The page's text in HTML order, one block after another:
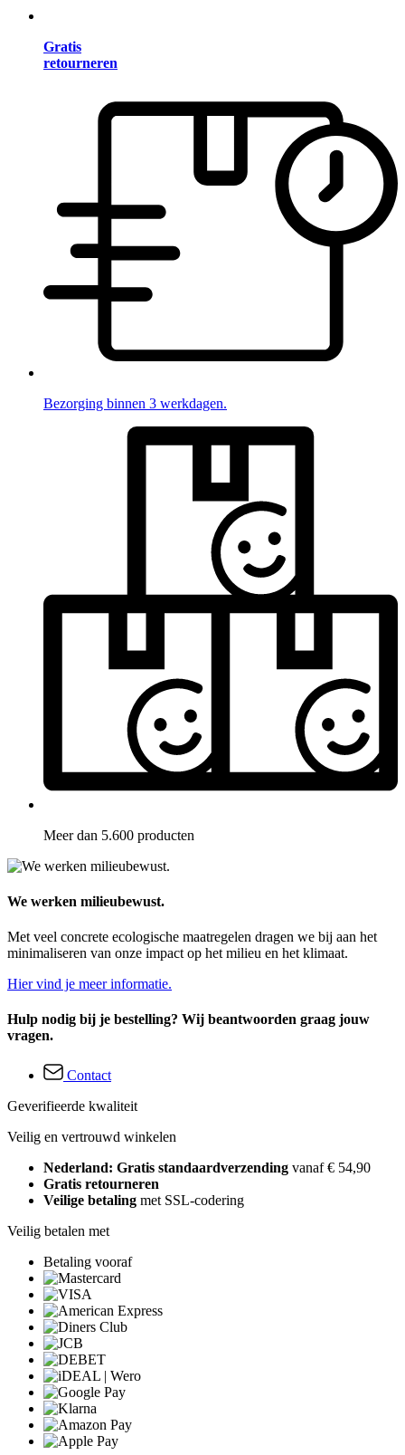
Gratis
retourneren
Bezorging binnen 3 werkdagen.
Meer dan 5.600 producten
We werken milieubewust.
Met veel concrete ecologische maatregelen dragen we bij aan het
minimaliseren van onze impact op het milieu en het klimaat.
Hier vind je meer informatie.
Hulp nodig bij je bestelling? Wij beantwoorden graag jouw
vragen.
Contact
Geverifieerde kwaliteit
Veilig en vertrouwd winkelen
Nederland: Gratis standaardverzending vanaf € 54,90
Gratis retourneren
Veilige betaling met SSL-codering
Veilig betalen met
Betaling vooraf